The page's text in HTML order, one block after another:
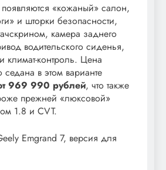
«кожаный» салон,
и шторки безопасности,
камера заднего
водительского сиденья,
климат-контроль. Цена
седана в этом варианте
969 990 рублей, что также
прежней «люксовой»
1.8 и CVT.
Emgrand 7, версия для